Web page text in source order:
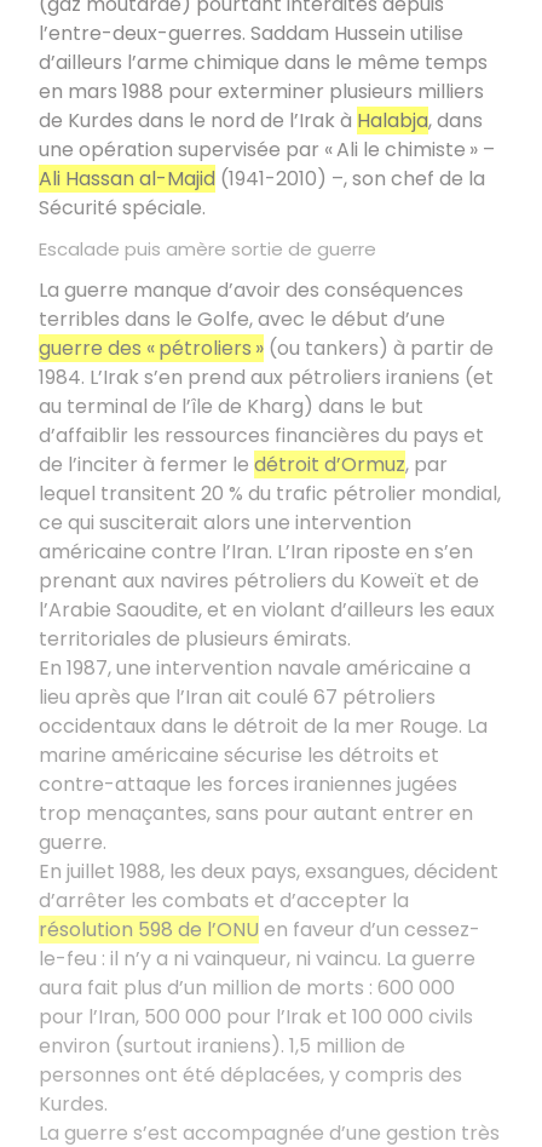
l’entre-deux-guerres. Saddam Hussein utilise
d’ailleurs l’arme chimique dans le même temps
en mars 1988 pour exterminer plusieurs milliers
de Kurdes dans le nord de l’Irak à Halabja, dans
une opération supervisée par « Ali le chimiste » –
Ali Hassan al-Majid (1941-2010) –, son chef de la
Sécurité spéciale.
Escalade puis amère sortie de guerre
La guerre manque d’avoir des conséquences
terribles dans le Golfe, avec le début d’une
guerre des « pétroliers » (ou tankers) à partir de
1984. L’Irak s’en prend aux pétroliers iraniens (et
au terminal de l’île de Kharg) dans le but
d’affaiblir les ressources financières du pays et
de l’inciter à fermer le détroit d’Ormuz, par
lequel transitent 20 % du trafic pétrolier mondial,
ce qui susciterait alors une intervention
américaine contre l’Iran. L’Iran riposte en s’en
prenant aux navires pétroliers du Koweït et de
l’Arabie Saoudite, et en violant d’ailleurs les eaux
territoriales de plusieurs émirats.
En 1987, une intervention navale américaine a
lieu après que l’Iran ait coulé 67 pétroliers
occidentaux dans le détroit de la mer Rouge. La
marine américaine sécurise les détroits et
contre-attaque les forces iraniennes jugées
trop menaçantes, sans pour autant entrer en
guerre.
En juillet 1988, les deux pays, exsangues, décident
d’arrêter les combats et d’accepter la
résolution 598 de l’ONU en faveur d’un cessez-
le-feu : il n’y a ni vainqueur, ni vaincu. La guerre
aura fait plus d’un million de morts : 600 000
pour l’Iran, 500 000 pour l’Irak et 100 000 civils
environ (surtout iraniens). 1,5 million de
personnes ont été déplacées, y compris des
Kurdes.
La guerre s’est accompagnée d’une gestion très